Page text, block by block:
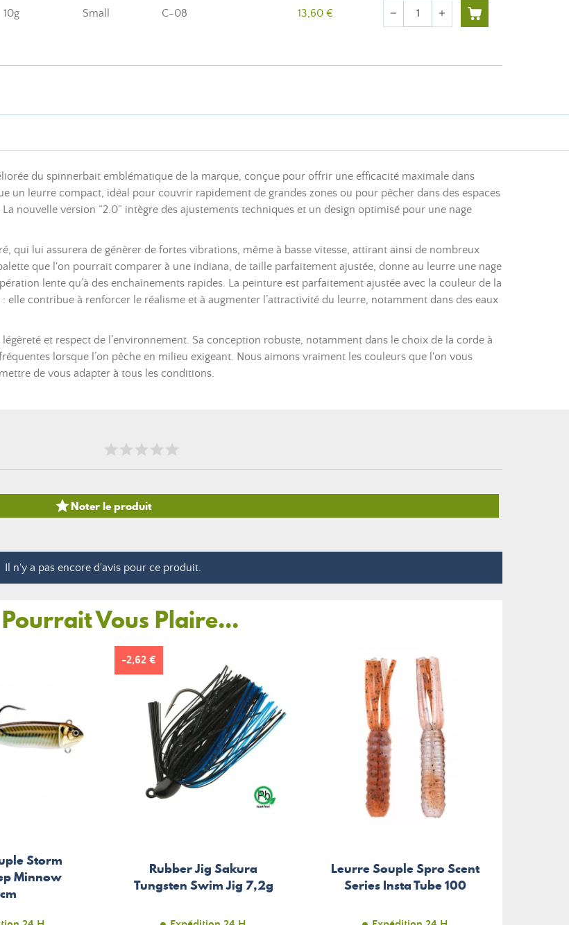
10g Small C-08 13,60 € Quantité
remove add
du spinnerbait emblématique de la marque, conçue pour offrir une efficacité maximale dans
un leurre compact, idéal pour couvrir rapidement de grandes zones ou pour pêcher dans des espaces
nouvelle version “2.0” intègre des ajustements techniques et un design optimisé pour une nage
qui lui assurera de génèrer de fortes vibrations, même à basse vitesse, attirant ainsi de nombreux
que l'on pourrait comparer à une indiana, de taille parfaitement ajustée, donne au leurre une nage
lente qu’à des enchaînements rapides. La peinture est parfaitement ajustée avec la couleur de la
elle contribue à renforcer le réalisme et à augmenter l’attractivité du leurre, notamment dans des eaux
et respect de l’environnement. Sa conception robuste, notamment dans le choix de la corde à
lorsque l’on pêche en milieu exigeant. Nous aimons vraiment les couleurs que l'on vous
de vous adapter à tous les conditions.
Noter le produit
Il n'y a pas encore d'avis pour ce produit.
Vous Plaire...
Storm
Minnow
Rubber Jig Sakura
Tungsten Swim Jig 7,2g
-2,62 €
Leurre Souple Spro Scent
Series Insta Tube 100